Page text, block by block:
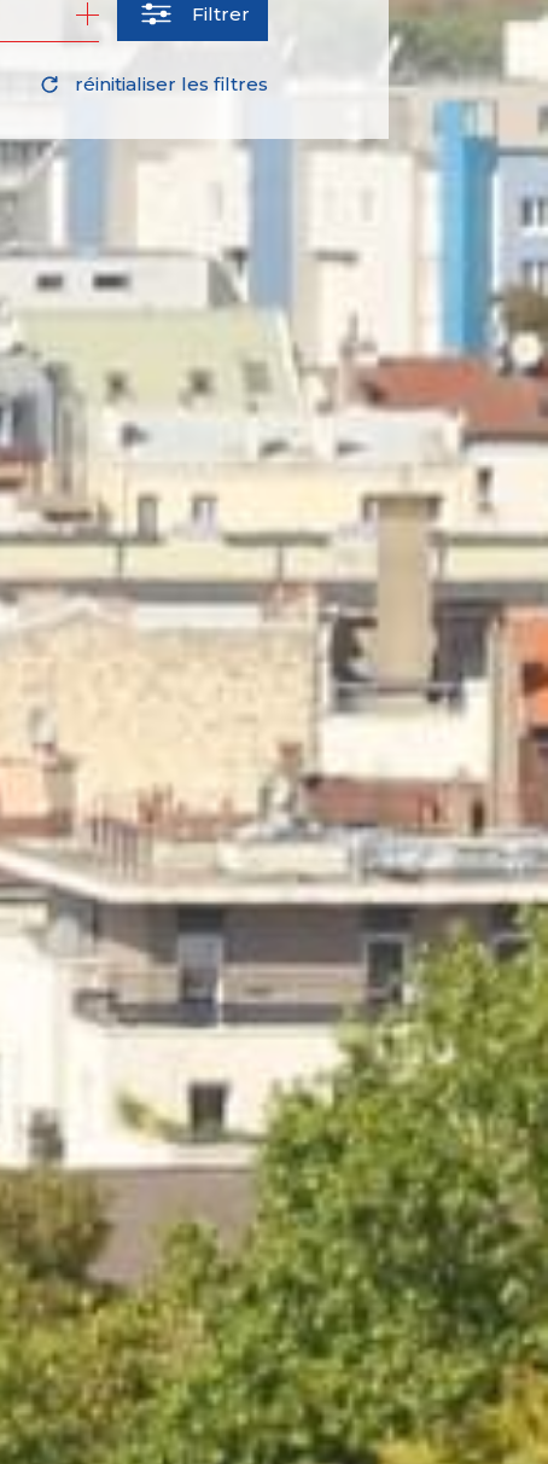
Filtrer
réinitialiser les filtres